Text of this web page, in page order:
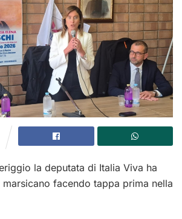
la deputata di Italia Viva ha
facendo tappa prima nella